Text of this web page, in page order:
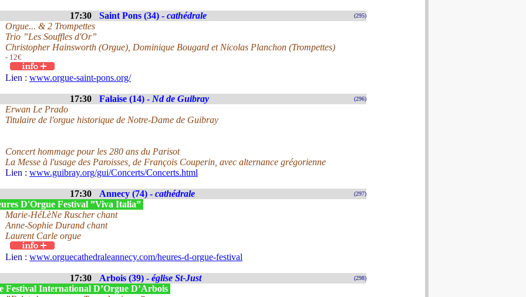
17:30 Saint Pons (34) - cathédrale (295)
Orgue... & 2 Trompettes
Trio ”Les Souffles d'Or”
Christopher Hainsworth (Orgue), Dominique Bougard et Nicolas Planchon (Trompettes)
- 12€
Lien : www.orgue-saint-pons.org/
17:30 Falaise (14) - Nd de Guibray (296)
Erwan Le Prado
Titulaire de l'orgue historique de Notre-Dame de Guibray
Concert hommage pour les 280 ans du Parisot
La Messe à l'usage des Paroisses, de François Couperin, avec alternance grégorienne
Lien : www.guibray.org/gui/Concerts/Concerts.html
17:30 Annecy (74) - cathédrale (297)
D'Orgue Festival ”Viva Italia”
Marie-HéLèNe Ruscher chant
Anne-Sophie Durand chant
Laurent Carle orgue
Lien : www.orguecathedraleannecy.com/heures-d-orgue-festival
17:30 Arbois (39) - église St-Just (298)
Festival International D’Orgue D’Arbois